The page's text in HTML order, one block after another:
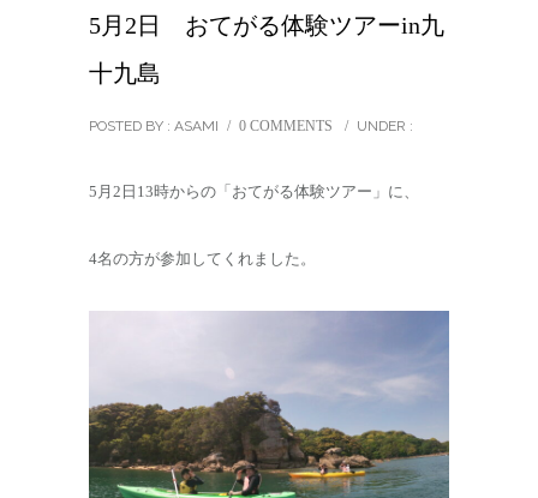
5月2日 おてがる体験ツアーin九
十九島
POSTED BY : ASAMI / 0 COMMENTS / UNDER :
5月2日13時からの「おてがる体験ツアー」に、
4名の方が参加してくれました。